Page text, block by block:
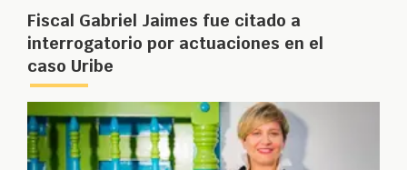
Fiscal Gabriel Jaimes fue citado a
interrogatorio por actuaciones en el
caso Uribe